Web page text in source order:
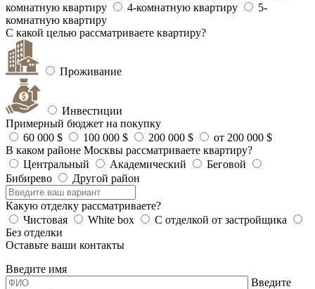
комнатную квартиру
4-комнатную квартиру
5-
комнатную квартиру
С какой целью рассматриваете квартиру?
Проживание
Инвестиции
Примерный бюджет на покупку
60 000 $
100 000 $ 200 000 $
от 200 000 $
В каком районе Москвы рассматриваете квартиру?
Центральный
Академический
Беговой
Бибирево
Другой район
Какую отделку рассматриваете?
Чистовая
White box
С отделкой от застройщика
Без отделки
Оставьте ваши контакты
Введите имя
Введите